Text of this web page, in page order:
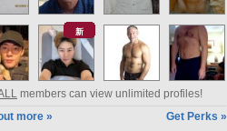
新
members can view unlimited profiles!
more »
Get Perks »